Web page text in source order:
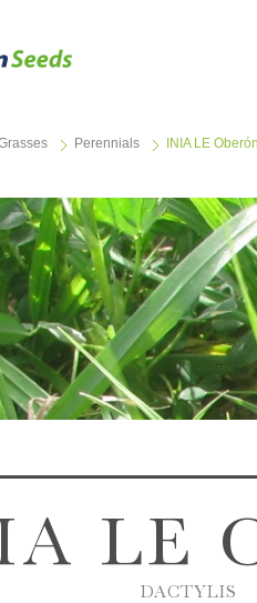
Perennials INIA LE Oberón
LE
DACTYLIS